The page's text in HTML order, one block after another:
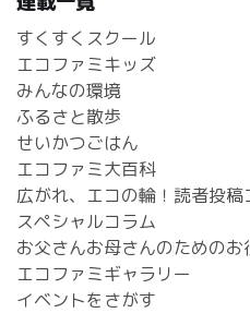
すくすくスクール
エコファミキッズ
みんなの環境
ふるさと散歩
せいかつごはん
エコファミ大百科
広がれ、エコの輪！読者投稿
スペシャルコラム
お父さんお母さんのためのお
エコファミギャラリー
イベントをさがす